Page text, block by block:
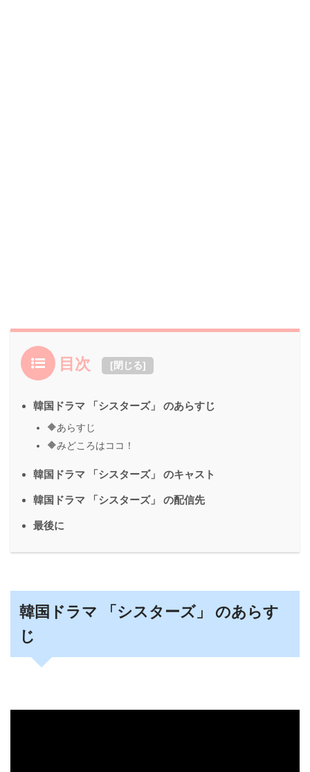
目次 [閉じる]
韓国ドラマ 「シスターズ」 のあらすじ
🔶あらすじ
🔶みどころはココ！
韓国ドラマ 「シスターズ」 のキャスト
韓国ドラマ 「シスターズ」 の配信先
最後に
韓国ドラマ 「シスターズ」
のあらす
じ